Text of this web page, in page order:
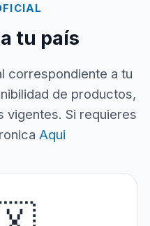
tu país
correspondiente a tu
de productos,
vigentes. Si requieres
Aqui